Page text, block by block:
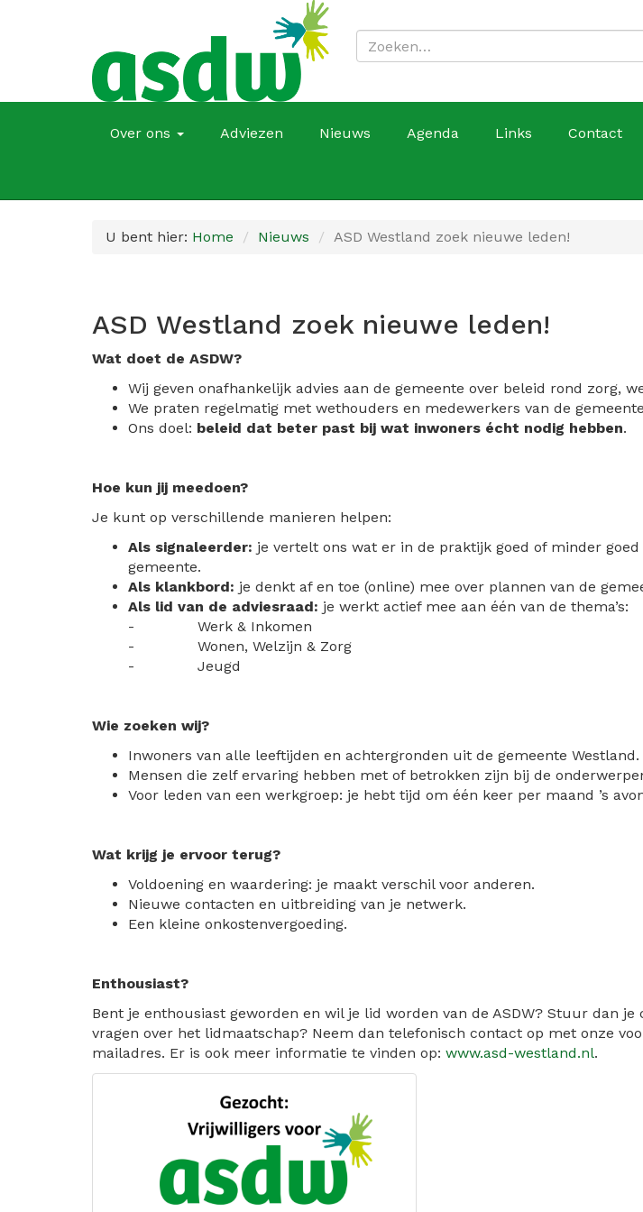
Over ons Adviezen Nieuws Agenda Links Contact
U bent hier: Home Nieuws ASD Westland zoek nieuwe leden!
ASD Westland zoek nieuwe leden!
Wat doet de ASDW?
Wij geven onafhankelijk advies aan de gemeente over beleid rond zorg,
We praten regelmatig met wethouders en medewerkers van de
Ons doel: beleid dat beter past bij wat inwoners écht nodig hebben.
Hoe kun jij meedoen?
Je kunt op verschillende manieren helpen:
Als signaleerder: je vertelt ons wat er in de praktijk goed of minder
gemeente.
Als klankbord: je denkt af en toe (online) mee over plannen van de
Als lid van de adviesraad: je werkt actief mee aan één van de thema’s:
- Werk & Inkomen
- Wonen, Welzijn & Zorg
- Jeugd
Wie zoeken wij?
Inwoners van alle leeftijden en achtergronden uit de gemeente Westland.
Mensen die zelf ervaring hebben met of betrokken zijn bij de
Voor leden van een werkgroep: je hebt tijd om één keer per maand ’s
Wat krijg je ervoor terug?
Voldoening en waardering: je maakt verschil voor anderen.
Nieuwe contacten en uitbreiding van je netwerk.
Een kleine onkostenvergoeding.
Enthousiast?
Bent je enthousiast geworden en wil je lid worden van de ASDW? Stuur dan
vragen over het lidmaatschap? Neem dan telefonisch contact op met onze
mailadres. Er is ook meer informatie te vinden op: www.asd-westland.nl.